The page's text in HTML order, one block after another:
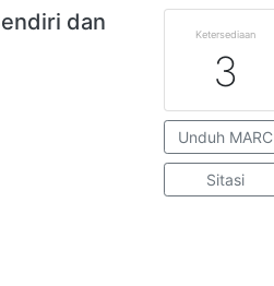
dan
Ketersediaan
3
Unduh MARC
Sitasi